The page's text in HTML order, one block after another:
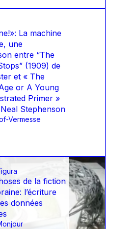
La machine
une
entre “The
(1909) de
et « The
or A Young
Primer »
Stephenson
Vermesse
de la fiction
l’écriture
données